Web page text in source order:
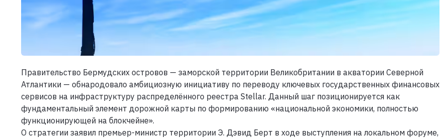
Правительство Бермудских островов — заморской территории Великобритании в акватории Северной
Атлантики — обнародовало амбициозную инициативу по переводу ключевых государственных финансовых
сервисов на инфраструктуру распределённого реестра Stellar. Данный шаг позиционируется как
фундаментальный элемент дорожной карты по формированию «национальной экономики, полностью
функционирующей на блокчейне».
О стратегии заявил премьер-министр территории Э. Дэвид Берт в ходе выступления на локальном форуме,